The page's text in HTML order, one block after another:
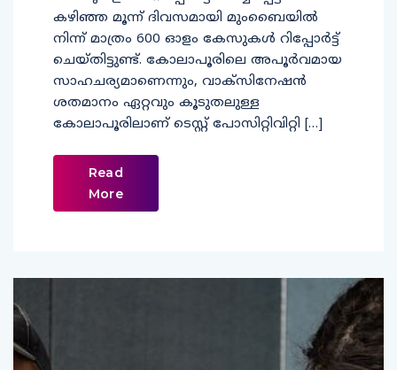
കഴിഞ്ഞ മൂന്ന് ദിവസമായി മുംബൈയിൽ
നിന്ന് മാത്രം 600 ഓളം കേസുകൾ റിപ്പോർട്ട്
ചെയ്തിട്ടുണ്ട്. കോലാപൂരിലെ അപൂർവമായ
സാഹചര്യമാണെന്നും, വാക്‌സിനേഷൻ
ശതമാനം ഏറ്റവും കൂടുതലുള്ള
കോലാപൂരിലാണ് ടെസ്റ്റ് പോസിറ്റിവിറ്റി […]
Read
More